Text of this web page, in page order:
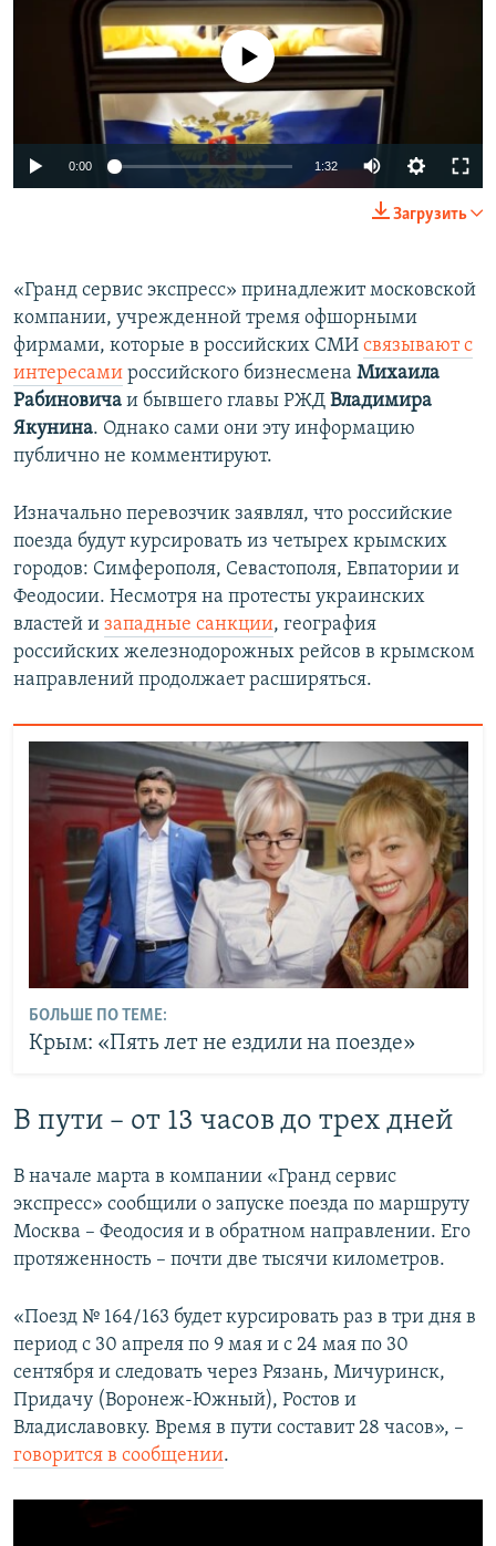
No media source currently available
0:00 1:32
Загрузить
«Гранд сервис экспресс» принадлежит московской
компании, учрежденной тремя офшорными
фирмами, которые в российских СМИ связывают с
интересами российского бизнесмена Михаила
Рабиновича и бывшего главы РЖД Владимира
Якунина. Однако сами они эту информацию
публично не комментируют.
Изначально перевозчик заявлял, что российские
поезда будут курсировать из четырех крымских
городов: Симферополя, Севастополя, Евпатории и
Феодосии. Несмотря на протесты украинских
властей и западные санкции, география
российских железнодорожных рейсов в крымском
направлений продолжает расширяться.
БОЛЬШЕ ПО ТЕМЕ:
Крым: «Пять лет не ездили на поезде»
В пути – от 13 часов до трех дней
В начале марта в компании «Гранд сервис
экспресс» сообщили о запуске поезда по маршруту
Москва – Феодосия и в обратном направлении. Его
протяженность – почти две тысячи километров.
«Поезд № 164/163 будет курсировать раз в три дня в
период с 30 апреля по 9 мая и с 24 мая по 30
сентября и следовать через Рязань, Мичуринск,
Придачу (Воронеж-Южный), Ростов и
Владиславовку. Время в пути составит 28 часов», –
говорится в сообщении.